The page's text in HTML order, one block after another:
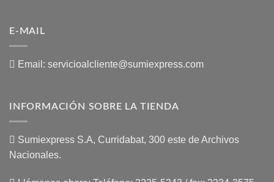
E-MAIL
Email: servicioalcliente@sumiexpress.com
INFORMACIÓN SOBRE LA TIENDA
Sumiexpress S.A, Curridabat, 300 este de Archivos
Nacionales.